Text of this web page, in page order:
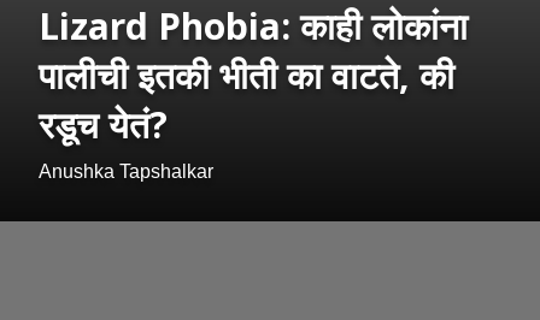
Lizard Phobia: काही लोकांना
पालीची इतकी भीती का वाटते, की
रडूच येतं?
Anushka Tapshalkar